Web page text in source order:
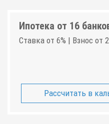
Ипотека от 16
Ставка от 6% | Взнос от
Рассчитать в